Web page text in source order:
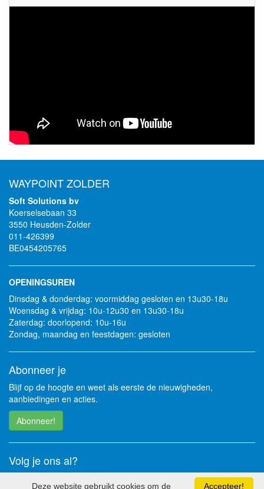
WAYPOINT ZOLDER
Soft Solutions bv
Koerselsebaan 33
3550 Heusden-Zolder
011-426399
BE0454205765
OPENINGSUREN
Dinsdag & donderdag: voormiddag gesloten en 13u30-18u
Woensdag & vrijdag: 10u-12u30 en 13u30-18u
Zaterdag: doorlopend: 10u-16u
Zondag, maandag en feestdagen: gesloten
Abonneer je
Blijf op de hoogte en weet als eerste de nieuwigheden,
aanbiedingen en acties.
Abonneer!
Volg je ons al?
Accepteer!
Deze website gebruikt cookies om de